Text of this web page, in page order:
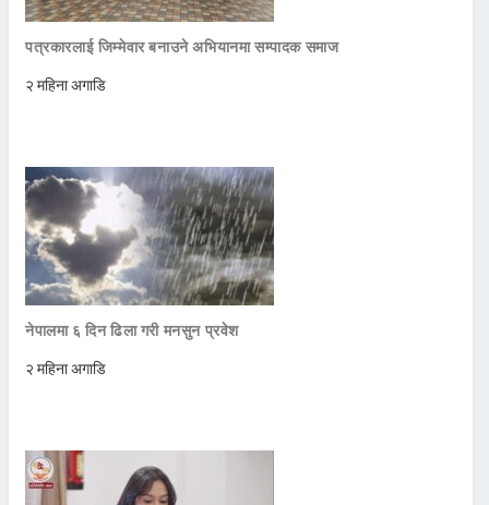
पत्रकारलाई जिम्मेवार बनाउने अभियानमा सम्पादक समाज
२ महिना अगाडि
नेपालमा ६ दिन ढिला गरी मनसुन प्रवेश
२ महिना अगाडि